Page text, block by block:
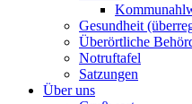
Gesundheit
Überörtliche
Notruftafel
Satzungen
Über uns